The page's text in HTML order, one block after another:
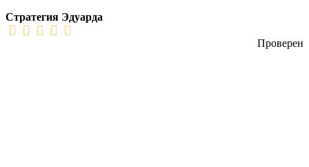
Стратегия Эдуарда
Проверен